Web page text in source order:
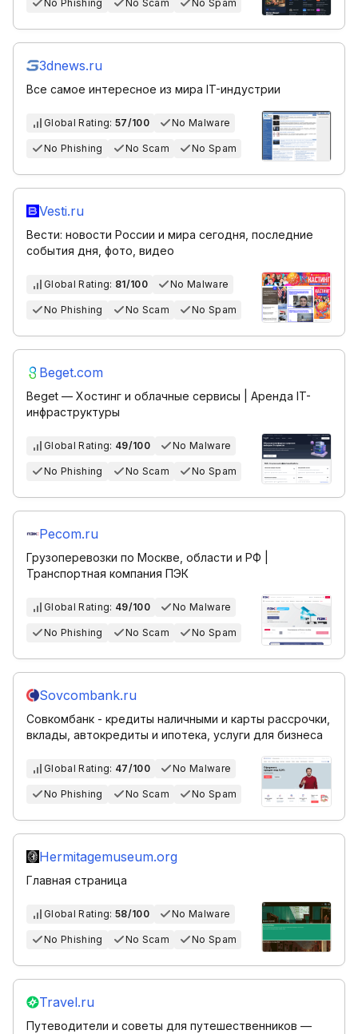
No Phishing No Scam No Spam
3dnews.ru
Все самое интересное из мира IT-индустрии
Global Rating: 57/100 No Malware
No Phishing No Scam No Spam
Vesti.ru
Вести: новости России и мира сегодня, последние
события дня, фото, видео
Global Rating: 81/100 No Malware
No Phishing No Scam No Spam
Beget.com
Beget — Хостинг и облачные сервисы | Аренда IT-
инфраструктуры
Global Rating: 49/100 No Malware
No Phishing No Scam No Spam
Pecom.ru
Грузоперевозки по Москве, области и РФ |
Транспортная компания ПЭК
Global Rating: 49/100 No Malware
No Phishing No Scam No Spam
Sovcombank.ru
Совкомбанк - кредиты наличными и карты рассрочки,
вклады, автокредиты и ипотека, услуги для бизнеса
Global Rating: 47/100 No Malware
No Phishing No Scam No Spam
Hermitagemuseum.org
Главная страница
Global Rating: 58/100 No Malware
No Phishing No Scam No Spam
Travel.ru
Путеводители и советы для путешественников —